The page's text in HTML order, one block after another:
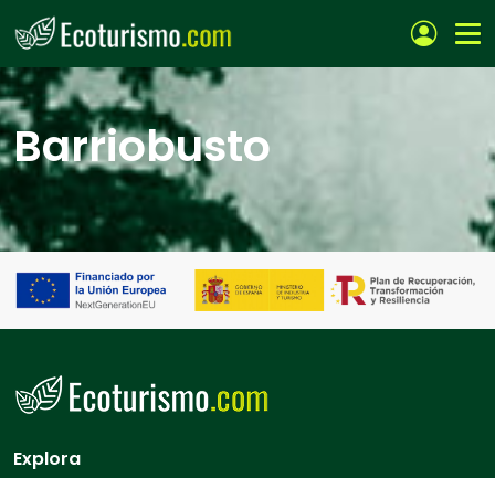
Pasar al contenido principal
Barriobusto
Explora